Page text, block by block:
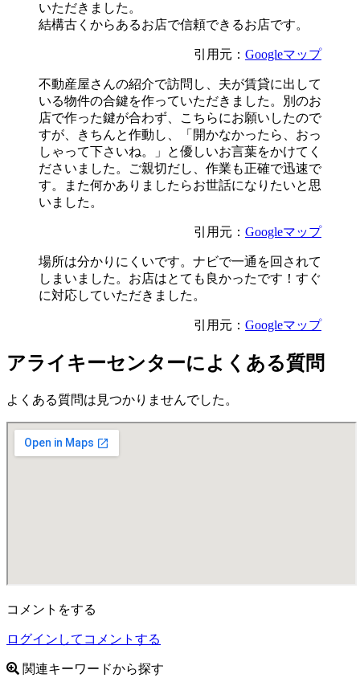
いただきました。
結構古くからあるお店で信頼できるお店です。
引用元： Googleマップ
不動産屋さんの紹介で訪問し、夫が賃貸に出して
いる物件の合鍵を作っていただきました。別のお
店で作った鍵が合わず、こちらにお願いしたので
すが、きちんと作動し、「開かなかったら、おっ
しゃって下さいね。」と優しいお言葉をかけてく
ださいました。ご親切だし、作業も正確で迅速で
す。また何かありましたらお世話になりたいと思
いました。
引用元： Googleマップ
場所は分かりにくいです。ナビで一通を回されて
しまいました。お店はとても良かったです！すぐ
に対応していただきました。
引用元： Googleマップ
アライキーセンターによくある質問
よくある質問は見つかりませんでした。
コメントをする
ログインしてコメントする
関連キーワードから探す